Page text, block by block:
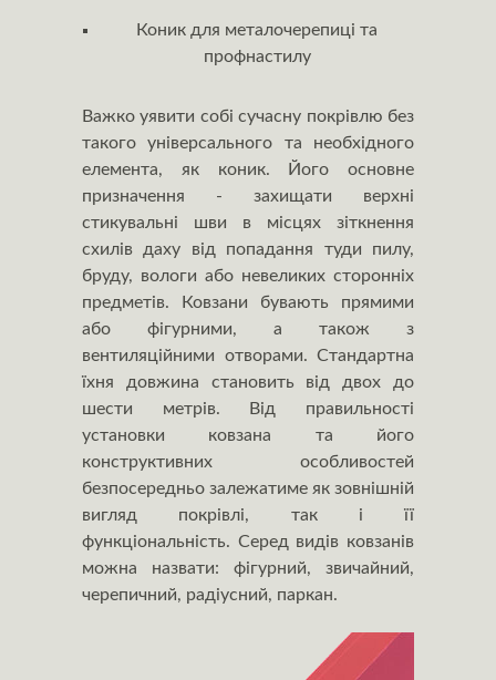
Коник для металочерепиці та
профнастилу
Важко уявити собі сучасну покрівлю без
такого універсального та необхідного
елемента, як коник. Його основне
призначення - захищати верхні
стикувальні шви в місцях зіткнення
схилів даху від попадання туди пилу,
бруду, вологи або невеликих сторонніх
предметів. Ковзани бувають прямими
або фігурними, а також з
вентиляційними отворами. Стандартна
їхня довжина становить від двох до
шести метрів. Від правильності
установки ковзана та його
конструктивних особливостей
безпосередньо залежатиме як зовнішній
вигляд покрівлі, так і її
функціональність. Серед видів ковзанів
можна назвати: фігурний, звичайний,
черепичний, радіусний, паркан.